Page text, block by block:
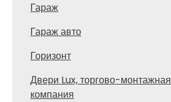
Гараж
Гараж авто
Горизонт
Двери Lux, торгово-монтажная
компания